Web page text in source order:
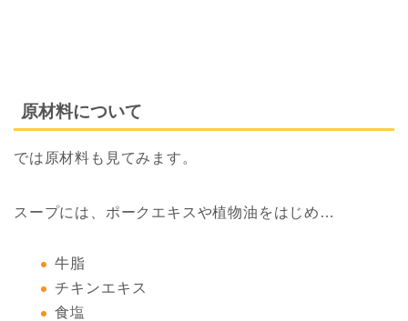
原材料について
では原材料も見てみます。
スープには、ポークエキスや植物油をはじめ…
牛脂
チキンエキス
食塩